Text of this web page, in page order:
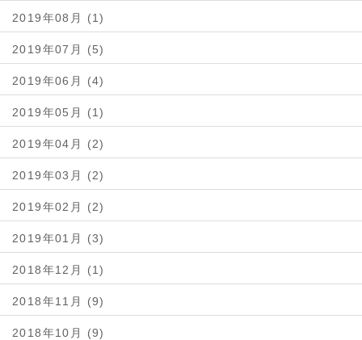
2019年08月 (1)
2019年07月 (5)
2019年06月 (4)
2019年05月 (1)
2019年04月 (2)
2019年03月 (2)
2019年02月 (2)
2019年01月 (3)
2018年12月 (1)
2018年11月 (9)
2018年10月 (9)